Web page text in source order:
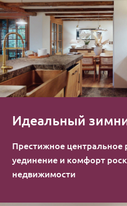
Идеальный
Престижное центральное
уединение и комфорт
недвижимости